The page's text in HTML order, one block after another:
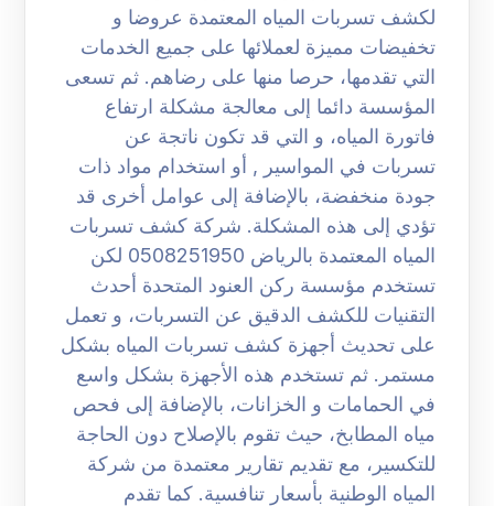
لكشف تسربات المياه المعتمدة عروضا و
تخفيضات مميزة لعملائها على جميع الخدمات
التي تقدمها، حرصا منها على رضاهم. ثم تسعى
المؤسسة دائما إلى معالجة مشكلة ارتفاع
فاتورة المياه، و التي قد تكون ناتجة عن
تسربات في المواسير , أو استخدام مواد ذات
جودة منخفضة، بالإضافة إلى عوامل أخرى قد
تؤدي إلى هذه المشكلة. شركة كشف تسربات
المياه المعتمدة بالرياض 0508251950 لكن
تستخدم مؤسسة ركن العنود المتحدة أحدث
التقنيات للكشف الدقيق عن التسربات، و تعمل
على تحديث أجهزة كشف تسربات المياه بشكل
مستمر. ثم تستخدم هذه الأجهزة بشكل واسع
في الحمامات و الخزانات، بالإضافة إلى فحص
مياه المطابخ، حيث تقوم بالإصلاح دون الحاجة
للتكسير، مع تقديم تقارير معتمدة من شركة
المياه الوطنية بأسعار تنافسية. كما تقدم